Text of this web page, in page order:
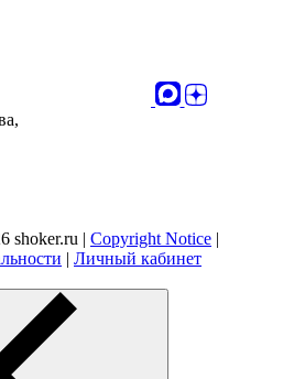
shoker.ru | Copyright Notice |
| Личный кабинет